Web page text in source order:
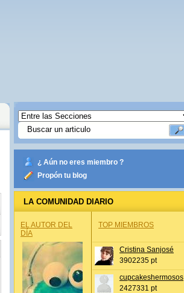
¿ Aún no eres miembro ?
Propón tu blog
LA COMUNIDAD DIARIO
EL AUTOR DEL
DÍA
TOP MIEMBROS
Cristina Sanjosé
3902235 pt
cupcakeshermosos
2427331 pt